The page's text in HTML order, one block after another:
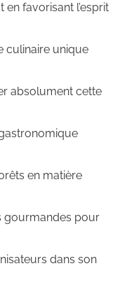
favorisant l’esprit
culinaire unique
absolument cette
en matière
gourmandes pour
dans son